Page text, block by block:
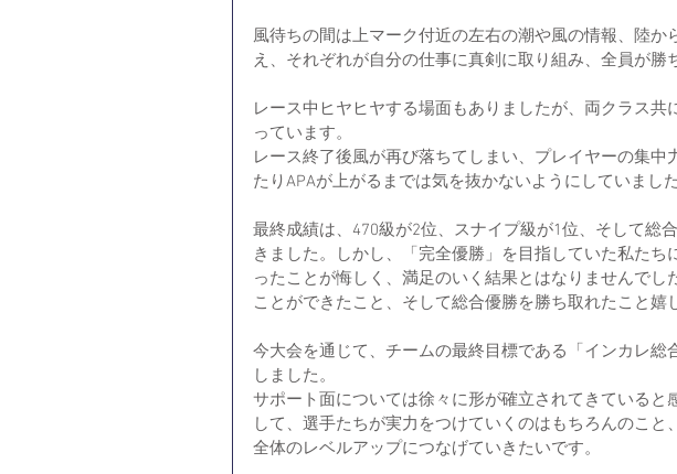
風待ちの間は上マーク付近の左右の潮や風の情報、陸か
え、それぞれが自分の仕事に真剣に取り組み、全員が勝
レース中ヒヤヒヤする場面もありましたが、両クラス
っています。
レース終了後風が再び落ちてしまい、プレイヤーの集
たりAPAが上がるまでは気を抜かないようにしていました
最終成績は、470級が2位、スナイプ級が1位、そして総
きました。しかし、「完全優勝」を目指していた私たち
ったことが悔しく、満足のいく結果とはなりませんで
ことができたこと、そして総合優勝を勝ち取れたこと嬉
今大会を通じて、チームの最終目標である「インカレ総
しました。
サポート面については徐々に形が確立されてきていると
して、選手たちが実力をつけていくのはもちろんのこ
全体のレベルアップにつなげていきたいです。